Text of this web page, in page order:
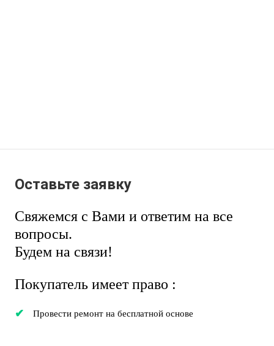
Оставьте заявку
Свяжемся с Вами и ответим на все
вопросы.
Будем на связи!
Покупатель имеет право :
Провести ремонт на бесплатной основе